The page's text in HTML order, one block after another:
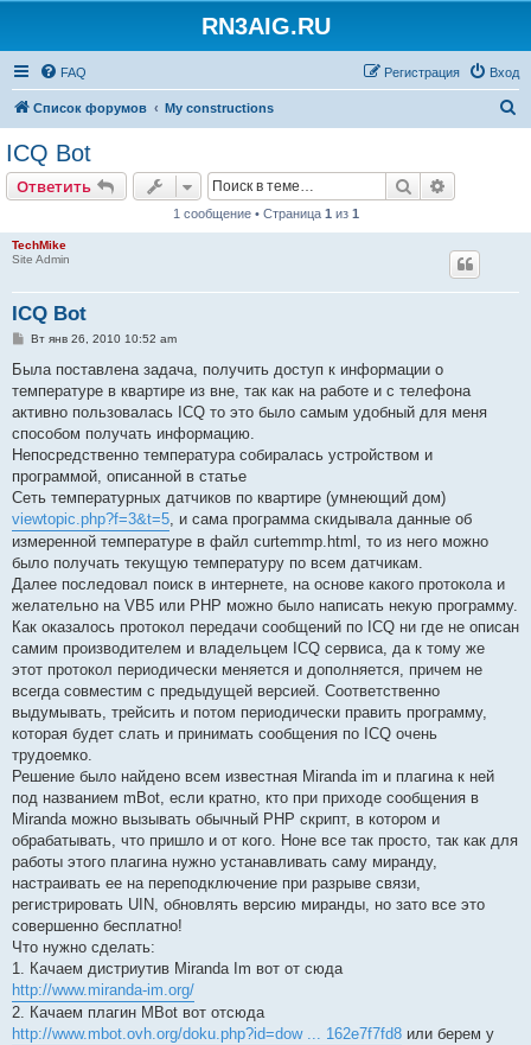
RN3AIG.RU
FAQ Вход
Регистрация
Список форумов My constructions
ICQ Bot
Ответить Поиск
1 сообщение • Страница 1 из 1
TechMike
Site Admin
ICQ Bot
С
о
щ
е
и
е
Вт янв 26, 2010 10:52 am
Была поставлена задача, получить доступ к информации о
температуре в квартире из вне, так как на работе и с телефона
активно пользовалась ICQ то это было самым удобный для меня
способом получать информацию.
Непосредственно температура собиралась устройством и
программой, описанной в статье
Сеть температурных датчиков по квартире (умнеющий дом)
viewtopic.php?f=3&t=5, и сама программа скидывала данные об
измеренной температуре в файл curtemmp.html, то из него можно
было получать текущую температуру по всем датчикам.
Далее последовал поиск в интернете, на основе какого протокола и
желательно на VB5 или PHP можно было написать некую программу.
Как оказалось протокол передачи сообщений по ICQ ни где не описан
самим производителем и владельцем ICQ сервиса, да к тому же
этот протокол периодически меняется и дополняется, причем не
всегда совместим с предыдущей версией. Соответственно
выдумывать, трейсить и потом периодически править программу,
которая будет слать и принимать сообщения по ICQ очень
трудоемко.
Решение было найдено всем известная Miranda im и плагина к ней
под названием mBot, если кратно, кто при приходе сообщения в
Miranda можно вызывать обычный PHP скрипт, в котором и
обрабатывать, что пришло и от кого. Ноне все так просто, так как для
работы этого плагина нужно устанавливать саму миранду,
настраивать ее на переподключение при разрыве связи,
регистрировать UIN, обновлять версию миранды, но зато все это
совершенно бесплатно!
Что нужно сделать:
1. Качаем дистриутив Miranda Im вот от сюда
http://www.miranda-im.org/
2. Качаем плагин MBot вот отсюда
http://www.mbot.ovh.org/doku.php?id=dow ... 162e7f7fd8 или берем у